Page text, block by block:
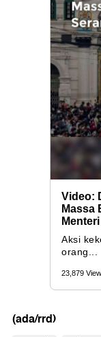
(ada/rrd)